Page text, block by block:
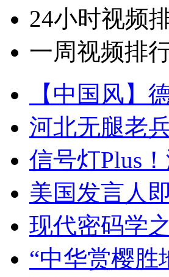
24小时视频
一周视频排
【中国风】
河北无腿老
信号灯Plus
美国发言人
现代密码学
“中华赏樱胜